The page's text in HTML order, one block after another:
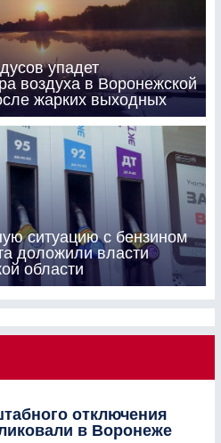
упадет
воздуха в Воронежской
жарких выходных
ситуацию с бензином
доложили власти
области
отключения
в Воронеже